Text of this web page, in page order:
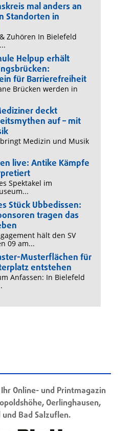
mal anders an
Standorten in
Zuhören In Bielefeld
Helpup erhält
für Barrierefreiheit
Brücken werden in
deckt
auf – mit
bringt Medizin und Musik
live: Antike Kämpfe
Spektakel im
Stück Ubbedissen:
tragen das
hält den SV
09 am...
Musterflächen für
entstehen
Anfassen: In Bielefeld
Online- und Printmagazin
Oerlinghausen,
Bad Salzuflen.